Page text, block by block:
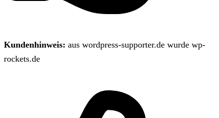
Kundenhinweis: aus wordpress-supporter.de wurde wp-
rockets.de